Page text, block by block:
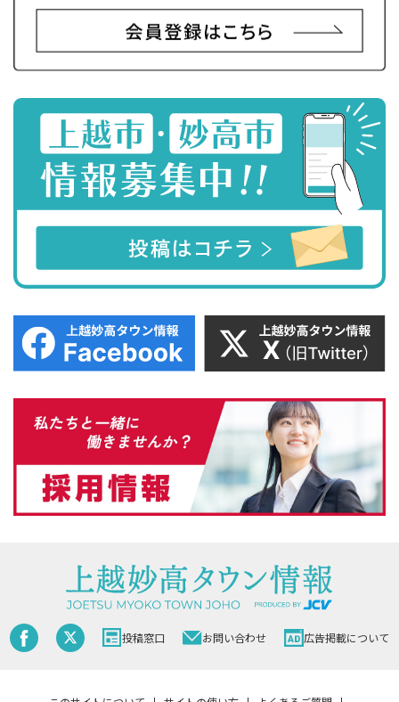
投稿窓口 お問い合わせ 広告掲載について